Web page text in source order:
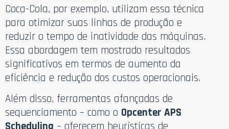
Coca-Cola, por exemplo, utilizam essa técnica
para otimizar suas linhas de produção e
reduzir o tempo de inatividade das máquinas.
Essa abordagem tem mostrado resultados
significativos em termos de aumento da
eficiência e redução dos custos operacionais.
Além disso, ferramentas afançadas de
sequenciamento – como o Opcenter APS